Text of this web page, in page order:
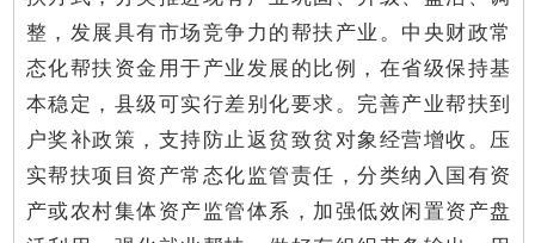
整，发展具有市场竞争力的帮扶产业。中央财政常
态化帮扶资金用于产业发展的比例，在省级保持基
本稳定，县级可实行差别化要求。完善产业帮扶到
户奖补政策，支持防止返贫致贫对象经营增收。压
实帮扶项目资产常态化监管责任，分类纳入国有资
产或农村集体资产监管体系，加强低效闲置资产盘